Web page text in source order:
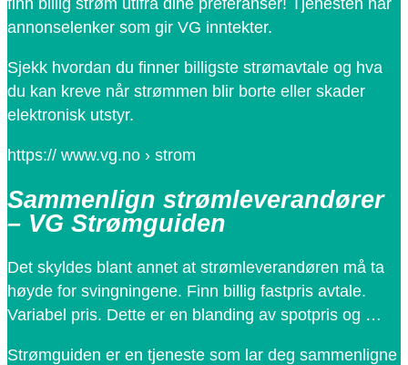
finn billig strøm utifra dine preferanser! Tjenesten har
annonselenker som gir VG inntekter.
Sjekk hvordan du finner billigste strømavtale og hva
du kan kreve når strømmen blir borte eller skader
elektronisk utstyr.
https:// www.vg.no › strom
Sammenlign strømleverandører
– VG Strømguiden
Det skyldes blant annet at strømleverandøren må ta
høyde for svingningene. Finn billig fastpris avtale.
Variabel pris. Dette er en blanding av spotpris og …
Strømguiden er en tjeneste som lar deg sammenligne